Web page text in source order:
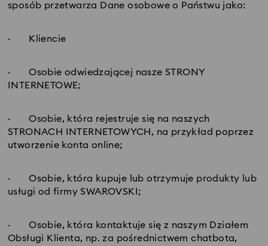
sposób przetwarza Dane osobowe o Państwu jako:
· Kliencie
· Osobie odwiedzającej nasze STRONY
INTERNETOWE;
· Osobie, która rejestruje się na naszych
STRONACH INTERNETOWYCH, na przykład poprzez
utworzenie konta online;
· Osobie, która kupuje lub otrzymuje produkty lub
usługi od firmy SWAROVSKI;
· Osobie, która kontaktuje się z naszym Działem
Obsługi Klienta, np. za pośrednictwem chatbota,